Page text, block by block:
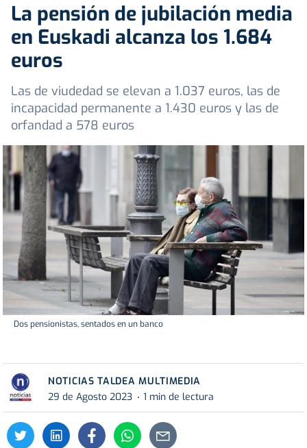
La pensión de jubilación media
en Euskadi alcanza los 1.684
euros
Las de viudedad se elevan a 1.037 euros, las de
incapacidad permanente a 1.430 euros y las de
orfandad a 578 euros
Dos pensionistas, sentados en un banco
NOTICIAS TALDEA MULTIMEDIA
29 de Agosto 2023
1 min de lectura